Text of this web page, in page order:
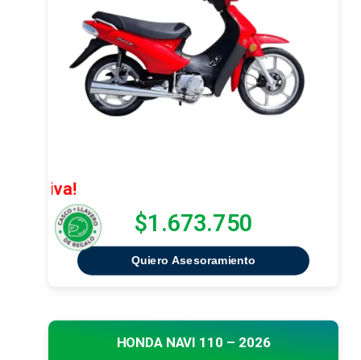
$1.673.750
Quiero Asesoramiento
HONDA NAVI 110 – 2026